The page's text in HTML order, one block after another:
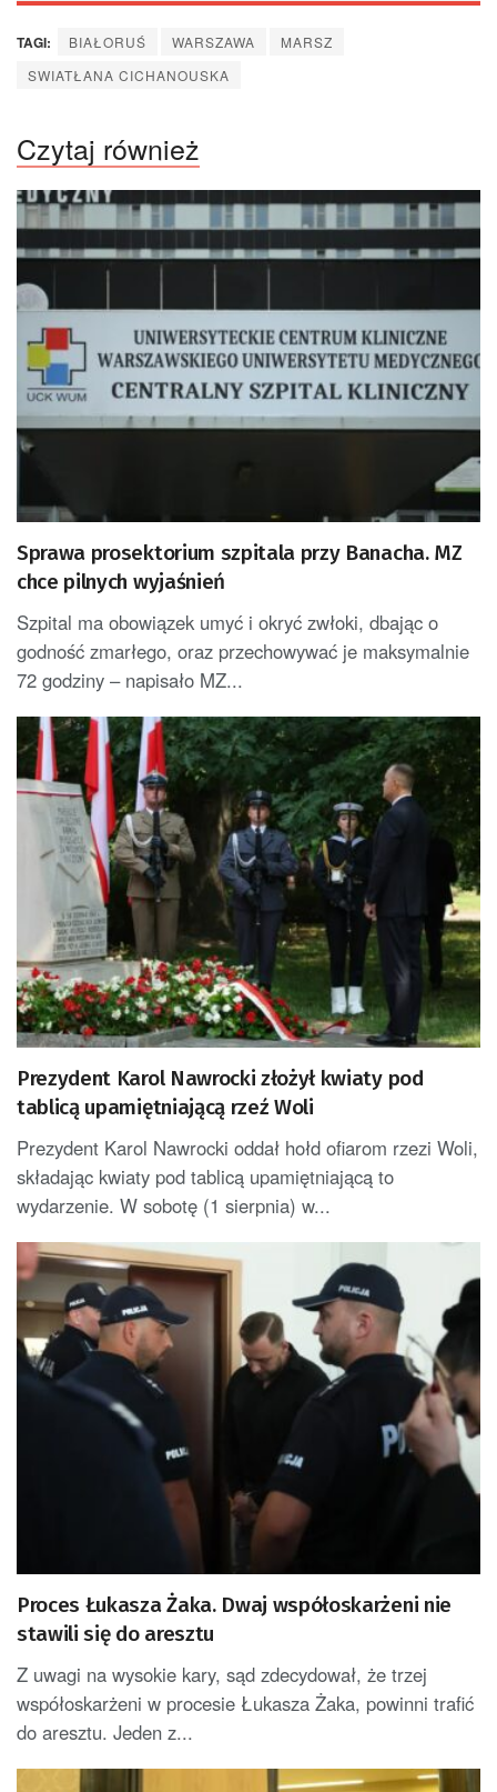
TAGI: BIAŁORUŚ WARSZAWA
MARSZ
SWIATŁANA CICHANOUSKA
Czytaj również
Sprawa prosektorium szpitala przy Banacha. MZ
chce pilnych wyjaśnień
Szpital ma obowiązek umyć i okryć zwłoki, dbając o
godność zmarłego, oraz przechowywać je maksymalnie
72 godziny – napisało MZ...
Prezydent Karol Nawrocki złożył kwiaty pod
tablicą upamiętniającą rzeź Woli
Prezydent Karol Nawrocki oddał hołd ofiarom rzezi Woli,
składając kwiaty pod tablicą upamiętniającą to
wydarzenie. W sobotę (1 sierpnia) w...
Proces Łukasza Żaka. Dwaj współoskarżeni nie
stawili się do aresztu
Z uwagi na wysokie kary, sąd zdecydował, że trzej
współoskarżeni w procesie Łukasza Żaka, powinni trafić
do aresztu. Jeden z...